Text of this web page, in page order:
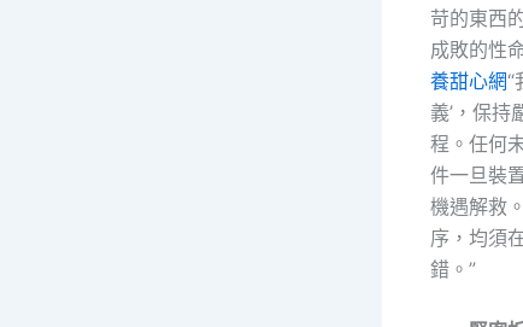
苛的東西
成敗的性
養甜心網“
義’，保持
程。任何
件一旦裝
機遇解救
序，均須
錯。”